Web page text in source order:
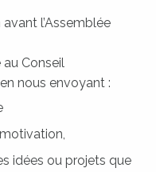
l’Assemblée
Conseil
nous envoyant :
idées ou projets que